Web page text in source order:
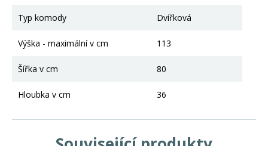
Typ komody Dvířková
Výška - maximální v cm 113
Šířka v cm 80
Hloubka v cm 36